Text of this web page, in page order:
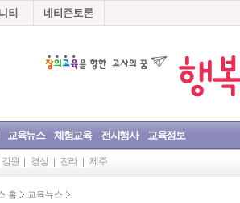
교육뉴스 체험교육 전시행사 교육정보
강원 경상 전라 제주
홈 교육뉴스